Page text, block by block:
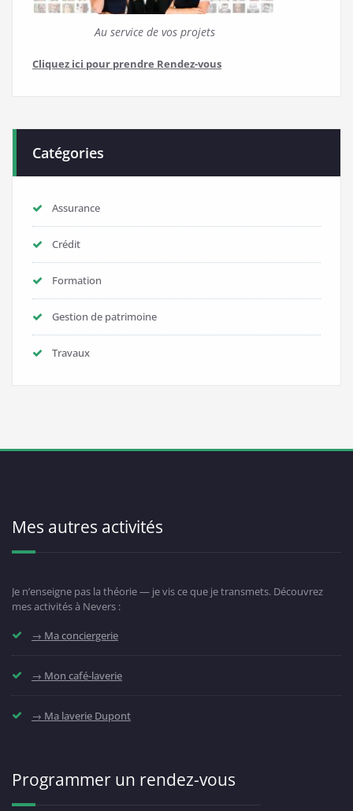
Au service de vos projets
Cliquez ici pour prendre Rendez-vous
Catégories
Assurance
Crédit
Formation
Gestion de patrimoine
Travaux
Mes autres activités
Je n’enseigne pas la théorie — je vis ce que je transmets. Découvrez
mes activités à Nevers :
→ Ma conciergerie
→ Mon café-laverie
→ Ma laverie Dupont
Programmer un rendez-vous